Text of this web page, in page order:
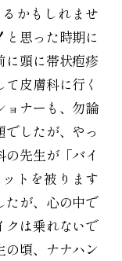
かもしれませ
思った時期に
に頭に帯状疱疹
皮膚科に行く
ョナーも、勿論
したが、やっ
先生が「バイ
トを被ります
たが、心の中で
クは乗れないで
の頃、ナナハン